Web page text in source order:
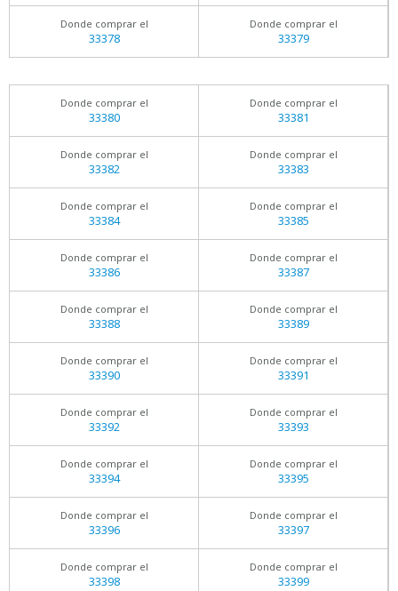
Donde comprar el
33378
Donde comprar el
33379
Donde comprar el
33380
Donde comprar el
33381
Donde comprar el
33382
Donde comprar el
33383
Donde comprar el
33384
Donde comprar el
33385
Donde comprar el
33386
Donde comprar el
33387
Donde comprar el
33388
Donde comprar el
33389
Donde comprar el
33390
Donde comprar el
33391
Donde comprar el
33392
Donde comprar el
33393
Donde comprar el
33394
Donde comprar el
33395
Donde comprar el
33396
Donde comprar el
33397
Donde comprar el
33398
Donde comprar el
33399